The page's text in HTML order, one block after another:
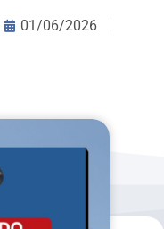
01/06/2026